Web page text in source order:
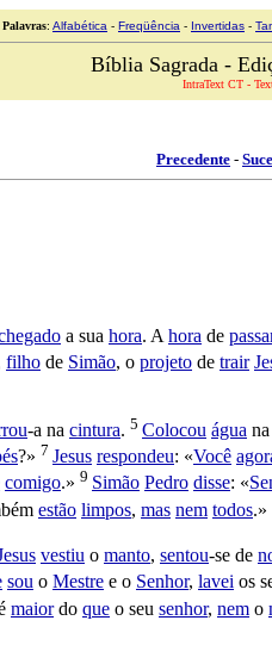
Palavras: Alfabética - Freqüência - Invertidas -
Bíblia Sagrada -
IntraText CT -
Precedente -
a sua hora. A hora de
filho de Simão, o projeto de trair
-a na cintura. 5 Colocou água na
?» 7 Jesus respondeu: «Você
comigo.» 9 Simão Pedro disse: «
estão limpos, mas nem todos.»
vestiu o manto, sentou-se de
sou o Mestre e o Senhor, lavei os
maiordo que o seu senhor, nem o